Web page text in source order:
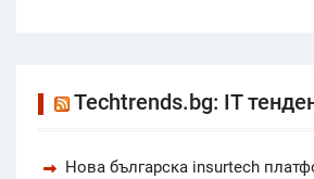
Techtrends.bg: IT
Нова българска insurtech